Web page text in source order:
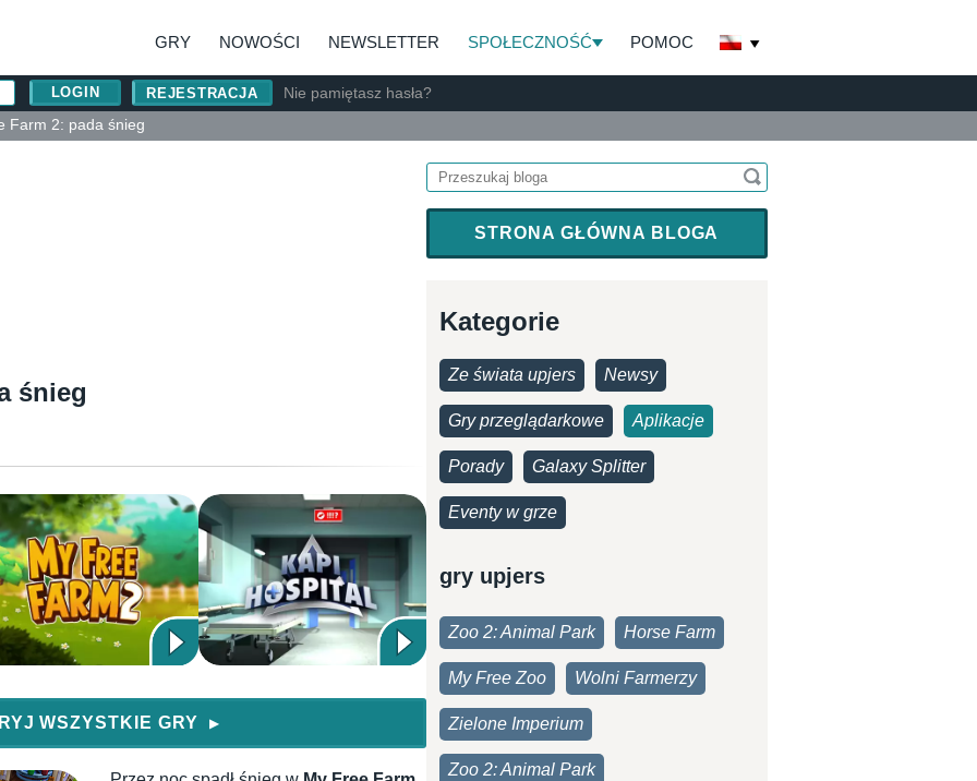
GRY NOWOŚCI NEWSLETTER SPOŁECZNOŚĆ POMOC
REJESTRACJA
Nie pamiętasz hasła?
Farm 2: pada śnieg
śnieg
WSZYSTKIE GRY ▶
STRONA GŁÓWNA BLOGA
Kategorie
Ze świata upjers Newsy
Gry przeglądarkowe Aplikacje
Porady Galaxy Splitter
Eventy w grze
gry upjers
Zoo 2: Animal Park Horse Farm
My Free Zoo Wolni Farmerzy
Zielone Imperium
Zoo 2: Animal Park